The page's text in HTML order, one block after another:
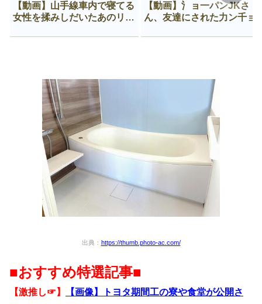
【動画】山手線車内で寝てる
女性を揉みしだいたあのリー
【動画】氵ョ一パンJKさ
ん、友達にされた力ン千ョ
出典： https://thumb.photo-ac.com/
■おすすめ特選記事■
【激推し☞】
【画像】トヨタ期間工の寮や食堂が公開さ